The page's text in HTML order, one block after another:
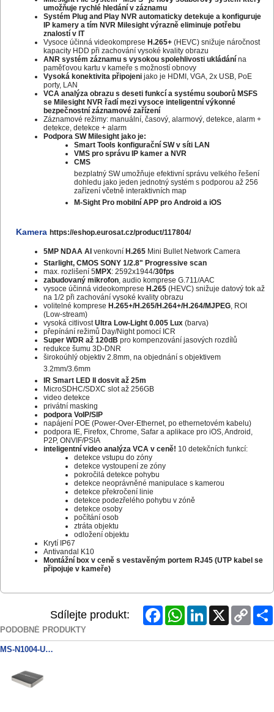
umožňuje rychlé hledání v záznamu
Systém Plug and Play NVR automaticky detekuje a konfiguruje
IP kamery a tím NVR Milesight výrazně eliminuje potřebu
znalostí v IT
Vysoce účinná videokomprese H.265+ (HEVC) snižuje náročnost
kapacity HDD při zachování vysoké kvality obrazu
ANR systém záznamu s vysokou spolehlivosti ukládání na
paměťovou kartu v kameře s možností obnovy
Vysoká konektivita připojeni jako je HDMI, VGA, 2x USB, PoE
porty, LAN
VCA analýza obrazu s deseti funkcí a systému souborů MSFS
se Milesight NVR řadí mezi vysoce inteligentní výkonné
bezpečnostní záznamové zařízení
Záznamové režimy: manuální, časový, alarmový, detekce, alarm +
detekce, detekce + alarm
Podpora SW Milesight jako je:
Smart Tools konfigurační SW v síti LAN
VMS pro správu IP kamer a NVR
CMS
bezplatný SW umožňuje efektivní správu velkého řešení
dohledu jako jeden jednotný systém s podporou až 256
zařízení včetně interaktivních map
M-Sight Pro mobilní APP pro Android a iOS
Kamera https://eshop.eurosat.cz/product/117804/
5MP NDAA AI venkovní H.265 Mini Bullet Network Camera
Starlight, CMOS SONY 1/2.8" Progressive scan
max. rozlišení 5MPX: 2592x1944/30fps
zabudovaný mikrofon , audio komprese G.711/AAC
vysoce účinná videokomprese H.265 (HEVC) snižuje datový tok až
na 1/2 při zachování vysoké kvality obrazu
volitelné komprese H.265+/H.265/H.264+/H.264/MJPEG , ROI
(Low-stream)
vysoká citlivostUltra Low-Light 0.005 Lux (barva)
přepínání režimů Day/Night pomocí ICR
Super WDR až 120dB pro kompenzování jasových rozdílů
redukce šumu 3D-DNR
širokoúhlý objektiv 2.8mm, na objednání s objektivem
3.2mm/3.6mm
IR Smart LED II dosvit až 25m
MicroSDHC/SDXC slot až 256GB
video detekce
privátní masking
podpora VoIP/SIP
napájení POE (Power-Over-Ethernet, po ethernetovém kabelu)
podpora IE, Firefox, Chrome, Safar a aplikace pro iOS, Android,
P2P, ONVIF/PSIA
inteligentní video analýza VCA v ceně! 10 detekčních funkcí:
detekce vstupu do zóny
detekce vystoupení ze zóny
pokročilá detekce pohybu
detekce neoprávněné manipulace s kamerou
detekce překročení linie
detekce podezřelého pohybu v zóně
detekce osoby
počítání osob
ztráta objektu
odložení objektu
Krytí IP67
Antivandal K10
Montážní box v ceně s vestavěným portem RJ45 (UTP kabel se
připojuje v kameře)
Sdílejte produkt: FacebookWhatsAppLinkedInX
Copy
Link
PODOBNÉ PRODUKTY
MS-N1004-UC 4ch.